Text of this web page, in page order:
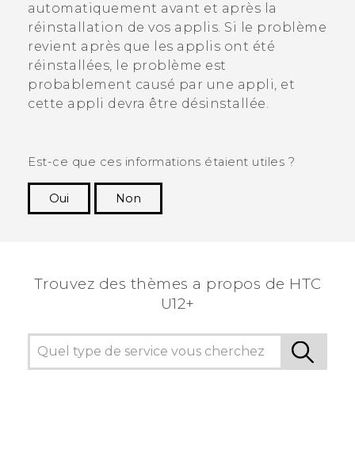
automatiquement avant et après la
réinstallation de vos applis. Si le problème
revient après que les applis ont été
réinstallées, le problème est
probablement causé par une appli, et
cette appli devra être désinstallée.
Est-ce que ces informations étaient utiles ?
Oui
Non
Trouvez des thèmes a propos de HTC
U12+